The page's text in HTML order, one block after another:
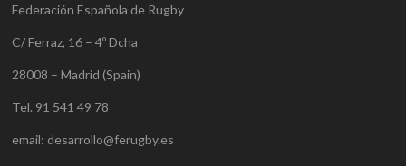
Federación Española de Rugby
C/ Ferraz, 16 – 4º Dcha
28008 – Madrid (Spain)
Tel. 91 541 49 78
email: desarrollo@ferugby.es